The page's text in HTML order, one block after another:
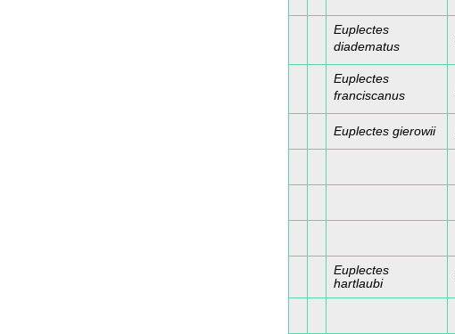
Euplectes
diadematus
Euplectes
franciscanus
Euplectes gierowii
Euplectes
hartlaubi